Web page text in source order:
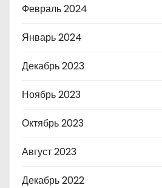
Февраль 2024
Январь 2024
Декабрь 2023
Ноябрь 2023
Октябрь 2023
Август 2023
Декабрь 2022